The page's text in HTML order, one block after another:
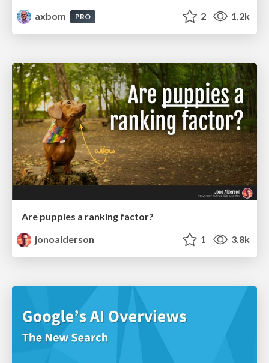
axbom
PRO 2 1.2k
Are puppies a ranking factor?
jonoalderson
1 3.8k